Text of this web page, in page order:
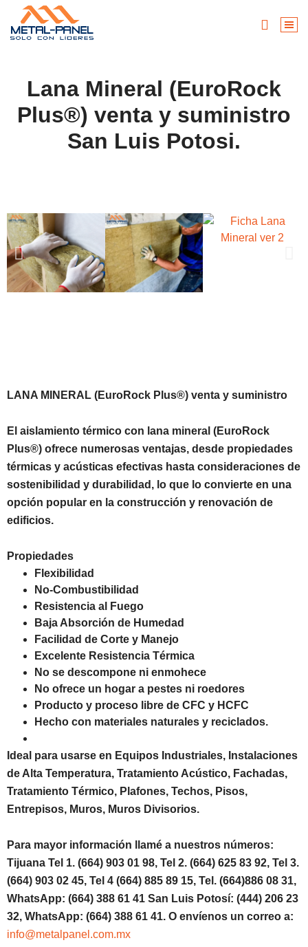
Lana Mineral (EuroRock
Plus®) venta y suministro
San Luis Potosi.
LANA MINERAL (EuroRock Plus®) venta y suministro
El aislamiento térmico con lana mineral (EuroRock
Plus®) ofrece numerosas ventajas, desde propiedades
térmicas y acústicas efectivas hasta consideraciones de
sostenibilidad y durabilidad, lo que lo convierte en una
opción popular en la construcción y renovación de
edificios.
Propiedades
Flexibilidad
No-Combustibilidad
Resistencia al Fuego
Baja Absorción de Humedad
Facilidad de Corte y Manejo
Excelente Resistencia Térmica
No se descompone ni enmohece
No ofrece un hogar a pestes ni roedores
Producto y proceso libre de CFC y HCFC
Hecho con materiales naturales y reciclados.
Ideal para usarse en Equipos Industriales, Instalaciones
de Alta Temperatura, Tratamiento Acústico, Fachadas,
Tratamiento Térmico, Plafones, Techos, Pisos,
Entrepisos, Muros, Muros Divisorios.
Para mayor información llamé a nuestros números:
Tijuana Tel 1. (664) 903 01 98, Tel 2. (664) 625 83 92, Tel 3.
(664) 903 02 45, Tel 4 (664) 885 89 15, Tel. (664)886 08 31,
WhatsApp: (664) 388 61 41 San Luis Potosí: (444) 206 23
32, WhatsApp: (664) 388 61 41. O envíenos un correo a:
info@metalpanel.com.mx